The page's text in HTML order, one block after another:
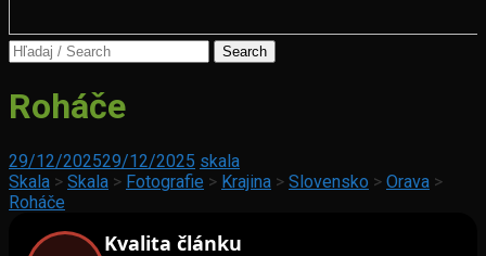
Search
Akvarista
Plzeň
Roháče
Horehronie
29/12/202529/12/2025 skala
Skala > Skala > Fotografie > Krajina > Slovensko > Orava >
Roháče
Kvalita článku